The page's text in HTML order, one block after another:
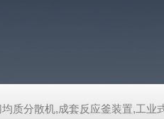
散机,成套反应釜装置,工业式超声波清洗机-722紫外可见分光光度计 高剪切均质分散机,成套反应釜装置,工业式超声波清洗机-722紫外可见分光光度计 高剪切均质分散机,成套反应釜装置,工业式超声波清洗机-722紫外可见分光光度计 高剪切均质分散机,成套反应釜装置,工业式超声波清洗机-722紫外可见分光光度计 高剪切均质分散机,成套反应釜装置,工业式超声波清洗机-722紫外可见分光光度计 高剪切均质分散机,成套反应釜装置,工业式超声波清洗机-722